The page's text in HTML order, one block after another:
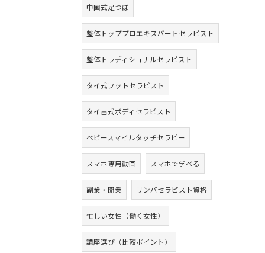
中国式足つぼ
整体トッププロエキスパートセラピスト
整体トラディショナルセラピスト
タイ式フットセラピスト
タイ古式ボディセラピスト
ベビースマイルタッチセラピー
スマホ専用動画 スマホで学べる
副業・開業 リンパセラピスト資格
忙しい女性（働く女性）
講座選び（比較ポイント）